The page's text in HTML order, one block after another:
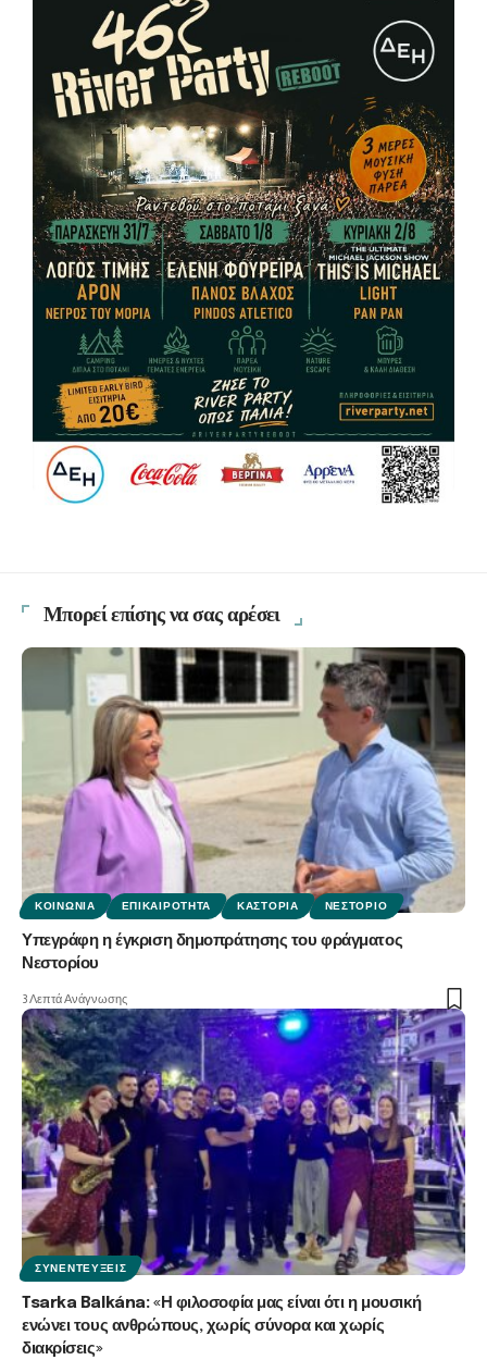
Μπορεί επίσης να σας αρέσει
ΚΟΙΝΩΝΊΑ ΕΠΙΚΑΙΡΌΤΗΤΑ ΚΑΣΤΟΡΙΆ ΝΕΣΤΌΡΙΟ
Υπεγράφη η έγκριση δημοπράτησης του φράγματος
Νεστορίου
3 Λεπτά Ανάγνωσης
ΣΥΝΕΝΤΕΎΞΕΙΣ
Tsarka Balkána: «Η φιλοσοφία μας είναι ότι η μουσική
ενώνει τους ανθρώπους, χωρίς σύνορα και χωρίς
διακρίσεις»